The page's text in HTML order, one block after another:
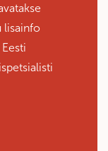
lisainfo